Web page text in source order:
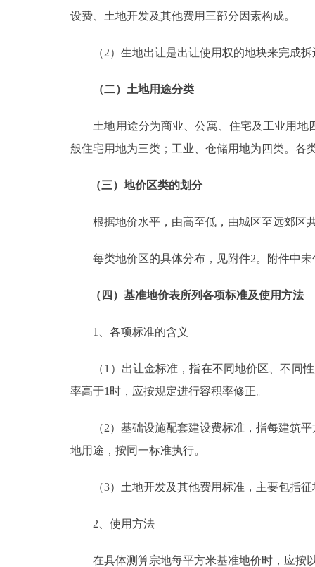
设费、土地开发及其他费用三部分因素构成。
（2）生地出让是出让使用权的地块来完成拆
（二）土地用途分类
土地用途分为商业、公寓、住宅及工业用地
般住宅用地为三类；工业、仓储用地为四类。各
（三）地价区类的划分
根据地价水平，由高至低，由城区至远郊区
每类地价区的具体分布，见附件2。附件中未
（四）基准地价表所列各项标准及使用方法
1、各项标准的含义
（1）出让金标准，指在不同地价区、不同性
率高于1时，应按规定进行容积率修正。
（2）基础设施配套建设费标准，指每建筑平
地用途，按同一标准执行。
（3）土地开发及其他费用标准，主要包括征
2、使用方法
在具体测算宗地每平方米基准地价时，应按